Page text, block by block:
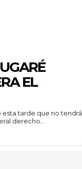
EL
esta tarde que no tendrá
derecho...